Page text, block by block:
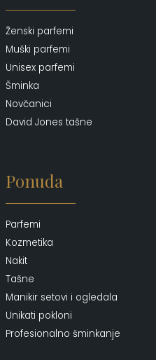
Ženski parfemi
Muški parfemi
Unisex parfemi
Šminka
Novčanici
David Jones tašne
Ponuda
Parfemi
Kozmetika
Nakit
Tašne
Manikir setovi i ogledala
Unikati pokloni
Profesionalno šminkanje